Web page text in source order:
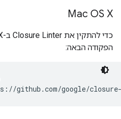
Mac OS X
הפקודה הבאה: